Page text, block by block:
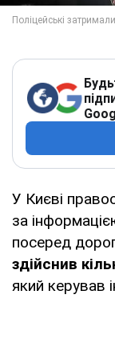
У Києві
за
посеред
здійснив
який керував